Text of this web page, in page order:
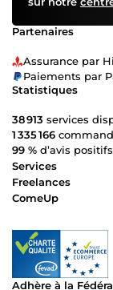
Partenaires
Assurance par
Paiements par
Statistiques
38 913 services
1 335 166
99 % d’avis positifs
Services
Freelances
ComeUp
Adhère à la